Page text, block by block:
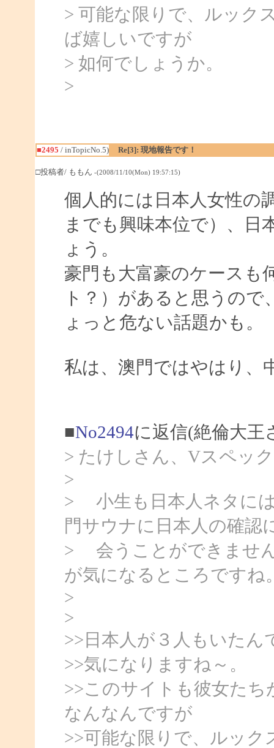
> 可能な限りで、ルック
ば嬉しいですが
> 如何でしょうか。
>
■2495 / inTopicNo.5) Re[3]: 現地報告です！
□投稿者/ ももん -(2008/11/10(Mon) 19:57:15)
個人的には日本人女性の
までも興味本位で）、日
ょう。
豪門も大富豪のケースも
ト？）があると思うの
ょっと危ない話題かも。
私は、澳門ではやはり、
■No2494に返信(絶倫大王
> たけしさん、Vスペッ
>
> 小生も日本人ネタに
門サウナに日本人の確認
> 会うことができませ
が気になるところですね
>
>
>>日本人が３人もいたん
>>気になりますね～。
>>このサイトも彼女た
なんなんですが
>>可能な限りで、ルッ